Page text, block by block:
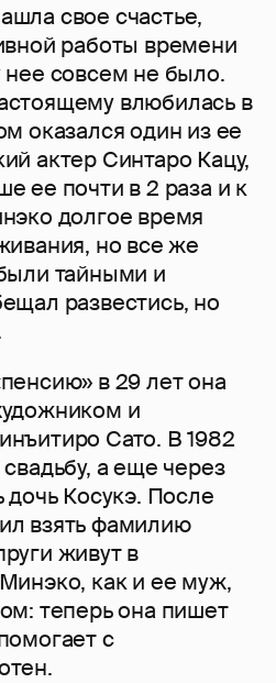
свое счастье,
работы времени
совсем не было.
влюбилась в
оказался один из ее
актер Синтаро Кацу,
ее почти в 2 раза и к
долгое время
но все же
тайными и
развестись, но
в 29 лет она
и
Сато. В 1982
а еще через
дочь Косукэ. После
взять фамилию
живут в
как и ее муж,
теперь она пишет
с